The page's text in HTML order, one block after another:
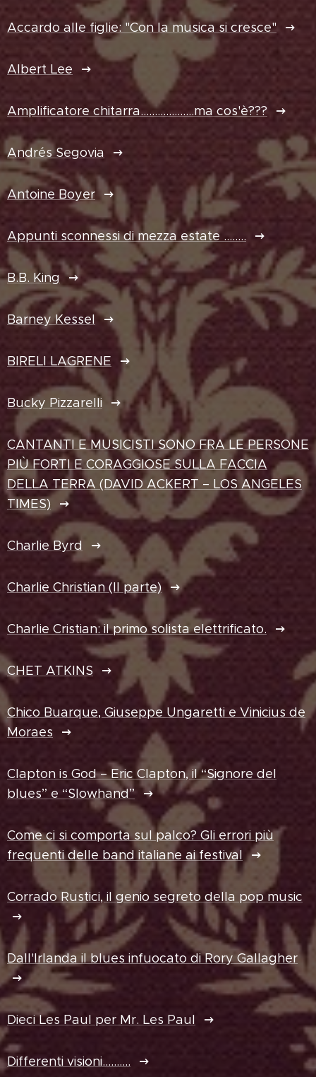
Accardo alle figlie: "Con la musica si cresce"
Albert Lee
Amplificatore chitarra...................ma cos'è???
Andrés Segovia
Antoine Boyer
Appunti sconnessi di mezza estate ........
B.B. King
Barney Kessel
BIRELI LAGRENE
Bucky Pizzarelli
CANTANTI E MUSICISTI SONO FRA LE PERSONE
PIÙ FORTI E CORAGGIOSE SULLA FACCIA
DELLA TERRA (DAVID ACKERT – LOS ANGELES
TIMES)
Charlie Byrd
Charlie Christian (II parte)
Charlie Cristian: il primo solista elettrificato.
CHET ATKINS
Chico Buarque, Giuseppe Ungaretti e Vinicius de
Moraes
Clapton is God – Eric Clapton, il “Signore del
blues” e “Slowhand”
Come ci si comporta sul palco? Gli errori più
frequenti delle band italiane ai festival
Corrado Rustici, il genio segreto della pop music
Dall'Irlanda il blues infuocato di Rory Gallagher
Dieci Les Paul per Mr. Les Paul
Differenti visioni..........